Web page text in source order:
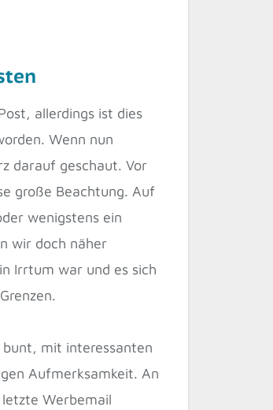
allerdings ist dies
Wenn nun
darauf geschaut. Vor
große Beachtung. Auf
wenigstens ein
wir doch näher
Irrtum war und es sich
bunt, mit interessanten
Aufmerksamkeit. An
Werbemail